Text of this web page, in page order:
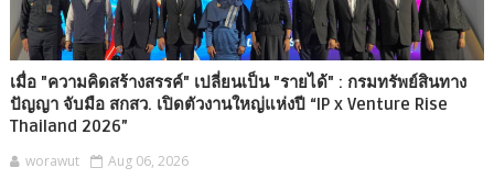
เมื่อ "ความคิดสร้างสรรค์" เปลี่ยนเป็น "รายได้" : กรมทรัพย์สินทาง
ปัญญา จับมือ สกสว. เปิดตัวงานใหญ่แห่งปี “IP x Venture Rise
Thailand 2026”
worawut Aug 06, 2026